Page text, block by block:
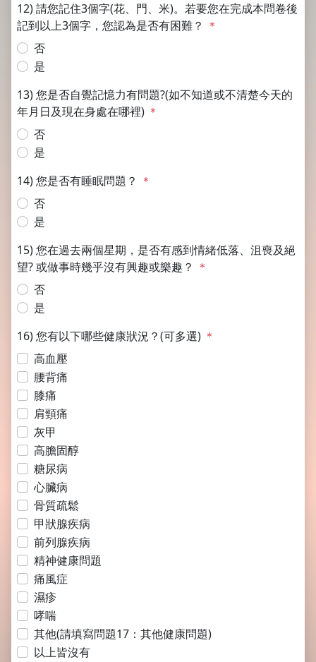
12) 請您記住3個字(花、門、米)。若要您在完成本問卷後
記到以上3個字，您認為是否有困難？ ＊
否
是
13) 您是否自覺記憶力有問題?(如不知道或不清楚今天的
年月日及現在身處在哪裡) ＊
否
是
14) 您是否有睡眠問題？ ＊
否
是
15) 您在過去兩個星期，是否有感到情緒低落、沮喪及絕
望? 或做事時幾乎沒有興趣或樂趣？ ＊
否
是
16) 您有以下哪些健康狀況？(可多選) ＊
高血壓
腰背痛
膝痛
肩頸痛
灰甲
高膽固醇
糖尿病
心臟病
骨質疏鬆
甲狀腺疾病
前列腺疾病
精神健康問題
痛風症
濕疹
哮喘
其他(請填寫問題17：其他健康問題)
以上皆沒有